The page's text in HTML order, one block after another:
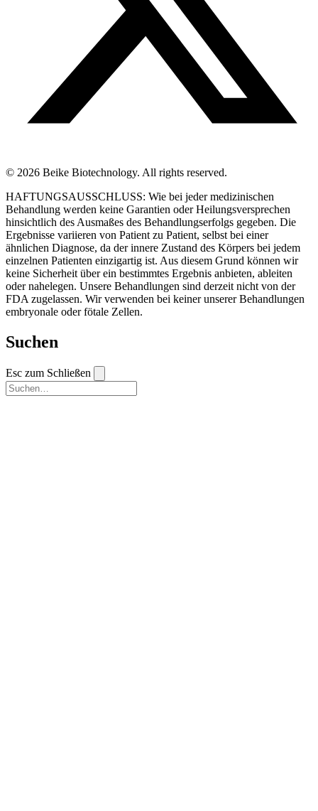
© 2026 Beike Biotechnology. All rights reserved.
HAFTUNGSAUSSCHLUSS: Wie bei jeder medizinischen
Behandlung werden keine Garantien oder Heilungsversprechen
hinsichtlich des Ausmaßes des Behandlungserfolgs gegeben. Die
Ergebnisse variieren von Patient zu Patient, selbst bei einer
ähnlichen Diagnose, da der innere Zustand des Körpers bei jedem
einzelnen Patienten einzigartig ist. Aus diesem Grund können wir
keine Sicherheit über ein bestimmtes Ergebnis anbieten, ableiten
oder nahelegen. Unsere Behandlungen sind derzeit nicht von der
FDA zugelassen. Wir verwenden bei keiner unserer Behandlungen
embryonale oder fötale Zellen.
Suchen
Esc zum Schließen